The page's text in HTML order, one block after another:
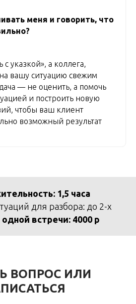
меня и говорить, что
с указкой», а коллега,
вашу ситуацию свежим
— не оценить, а помочь
и построить новую
чтобы ваш клиент
возможный результат
1,5 часа
для разбора: до 2-х
встречи: 4000 р
ВОПРОС ИЛИ